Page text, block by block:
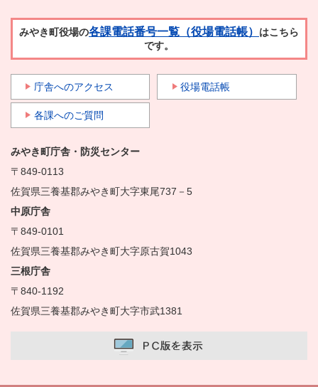
みやき町役場の各課電話番号一覧（役場電話帳） はこちら
です。
庁舎へのアクセス 役場電話帳
各課へのご質問
みやき町庁舎・防災センター
〒849-0113
佐賀県三養基郡みやき町大字東尾737－5
中原庁舎
〒849-0101
佐賀県三養基郡みやき町大字原古賀1043
三根庁舎
〒840-1192
佐賀県三養基郡みやき町大字市武1381